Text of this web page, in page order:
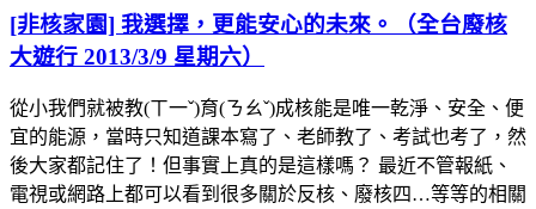
[非核家園] 我選擇，更能安心的未來。（全台廢核
大遊行 2013/3/9 星期六）
從小我們就被教(ㄒ一ˇ)育(ㄋㄠˇ)成核能是唯一乾淨、安全、便
宜的能源，當時只知道課本寫了、老師教了、考試也考了，然
後大家都記住了！但事實上真的是這樣嗎？ 最近不管報紙、
電視或網路上都可以看到很多關於反核、廢核四…等等的相關